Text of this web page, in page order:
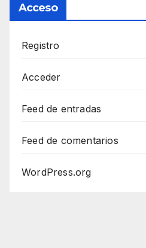
Acceso
Registro
Acceder
Feed de entradas
Feed de comentarios
WordPress.org